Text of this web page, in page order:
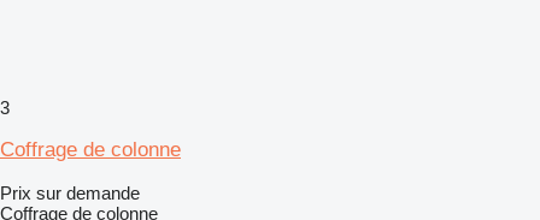
3
Coffrage de colonne
Prix sur demande
Coffrage de colonne